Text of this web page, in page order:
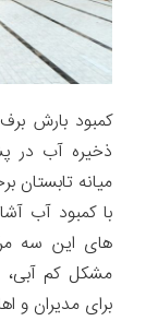
کمبود بارش
ذخیره آب در
میانه تابستان
با کمبود آب
های این سه
مشکل کم آبی،
برای مدیران و